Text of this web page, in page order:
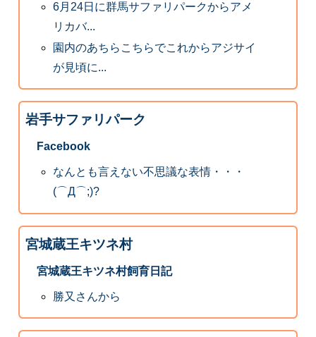
6月24日に群馬サファリパークからアメ
リカバ...
園内のあちらこちらでこれからアジサイ
が見頃に...
岩手サファリパーク
Facebook
なんとも言えない不思議な表情・・・
(⌒Д⌒;)?
宮城蔵王キツネ村
宮城蔵王キツネ村飼育日記
勝又さんから